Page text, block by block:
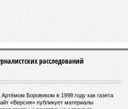
примет во внимание
экспертов Поклонской по